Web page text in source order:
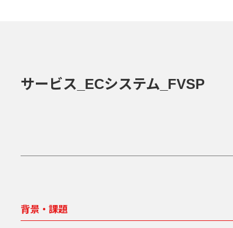
サービス_ECシステム_FVSP
背景・課題